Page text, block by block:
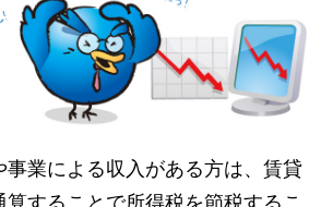
事業による収入がある方は、賃貸